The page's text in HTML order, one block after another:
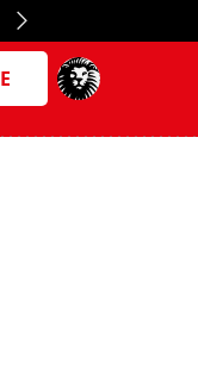
Crédito del Spotify Camp Nou